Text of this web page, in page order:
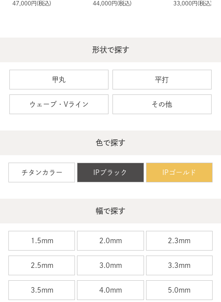
47,000円(税込) 44,000円(税込) 33,000円(税込)
形状で探す
甲丸 平打
ウェーブ・Vライン その他
色で探す
チタンカラー IPブラック IPゴールド
幅で探す
1.5mm 2.0mm 2.3mm
2.5mm 3.0mm 3.3mm
3.5mm 4.0mm 5.0mm